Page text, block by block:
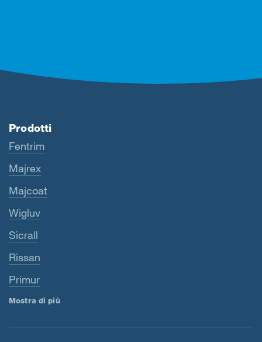
Prodotti
Fentrim
Majrex
Majcoat
Wigluv
Sicrall
Rissan
Primur
Mostra di più